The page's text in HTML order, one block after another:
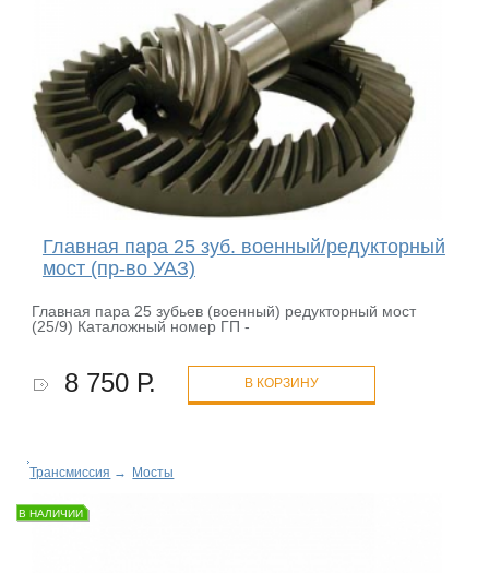
Главная пара 25 зуб. военный/редукторный
мост (пр-во УАЗ)
Главная пара 25 зубьев (военный) редукторный мост
(25/9) Каталожный номер ГП -
8 750 Р. В КОРЗИНУ
Трансмиссия → Мосты
В НАЛИЧИИ